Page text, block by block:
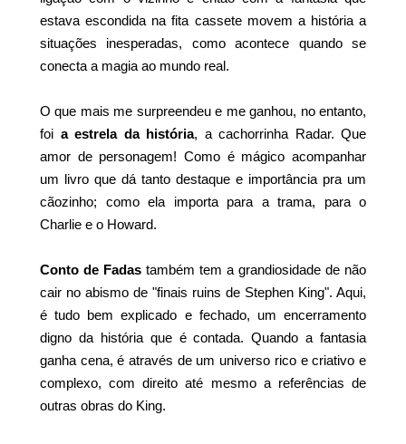
estava escondida na fita cassete movem a história a
situações inesperadas, como acontece quando se
conecta a magia ao mundo real.
O que mais me surpreendeu e me ganhou, no entanto,
foi a estrela da história, a cachorrinha Radar. Que
amor de personagem! Como é mágico acompanhar
um livro que dá tanto destaque e importância pra um
cãozinho; como ela importa para a trama, para o
Charlie e o Howard.
Conto de Fadas também tem a grandiosidade de não
cair no abismo de "finais ruins de Stephen King". Aqui,
é tudo bem explicado e fechado, um encerramento
digno da história que é contada. Quando a fantasia
ganha cena, é através de um universo rico e criativo e
complexo, com direito até mesmo a referências de
outras obras do King.